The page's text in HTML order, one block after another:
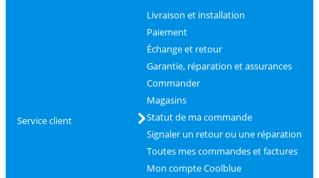
Service client
Livraison et installation
Paiement
Échange et retour
Garantie, réparation et assurances
Commander
Magasins
Statut de ma commande
Signaler un retour ou une réparation
Toutes mes commandes et factures
Mon compte Coolblue